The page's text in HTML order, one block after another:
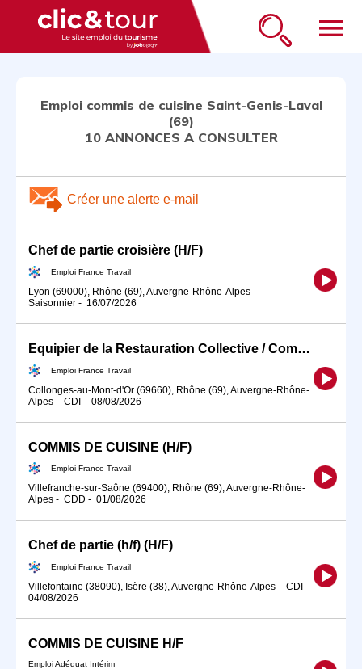
menu
Emploi commis de cuisine Saint-Genis-Laval
(69)
10 ANNONCES A CONSULTER
Créer une alerte e-mail
Chef de partie croisière (H/F)
Emploi France Travail
Lyon (69000), Rhône (69), Auvergne-Rhône-Alpes -
Saisonnier - 16/07/2026
Equipier de la Restauration Collective / Commis de cuisine (H/F)
Emploi France Travail
Collonges-au-Mont-d'Or (69660), Rhône (69), Auvergne-Rhône-
Alpes - CDI - 08/08/2026
COMMIS DE CUISINE (H/F)
Emploi France Travail
Villefranche-sur-Saône (69400), Rhône (69), Auvergne-Rhône-
Alpes - CDD - 01/08/2026
Chef de partie (h/f) (H/F)
Emploi France Travail
Villefontaine (38090), Isère (38), Auvergne-Rhône-Alpes - CDI -
04/08/2026
COMMIS DE CUISINE H/F
Emploi Adéquat Intérim